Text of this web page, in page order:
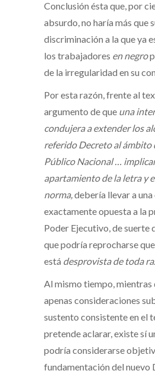
Conclusión ésta que, por
absurdo, no haría más que
discriminación a la que ya
los trabajadores en negro
de la irregularidad en su
Por esta razón, frente al
argumento de que una
condujera a extender los
referido Decreto al ámbito
Público Nacional …
apartamiento de la letra y
norma,debería llevar a
exactamente opuesta a la
Poder Ejecutivo, de suerte
que podría reprocharse que
está desprovista de toda
Al mismo tiempo, mientras
apenas consideraciones
sustento consistente en el
pretende aclarar, existe sí
podría considerarse
fundamentación del nuevo